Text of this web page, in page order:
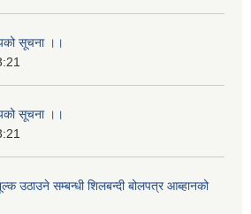
सूचना ।।
सूचना ।।
उठाउने सम्बन्धी शिलबन्दी बोलपत्र आब्हानको